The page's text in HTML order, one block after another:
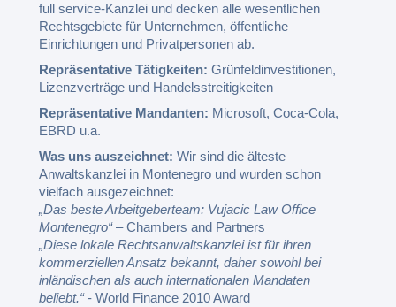
full service-Kanzlei und decken alle wesentlichen
Rechtsgebiete für Unternehmen, öffentliche
Einrichtungen und Privatpersonen ab.
Repräsentative Tätigkeiten: Grünfeldinvestitionen,
Lizenzverträge und Handelsstreitigkeiten
Repräsentative Mandanten: Microsoft, Coca-Cola,
EBRD u.a.
Was uns auszeichnet: Wir sind die älteste
Anwaltskanzlei in Montenegro und wurden schon
vielfach ausgezeichnet:
„Das beste Arbeitgeberteam: Vujacic Law Office
Montenegro“– Chambers and Partners
„Diese lokale Rechtsanwaltskanzlei ist für ihren
kommerziellen Ansatz bekannt, daher sowohl bei
inländischen als auch internationalen Mandaten
beliebt.“- World Finance 2010 Award